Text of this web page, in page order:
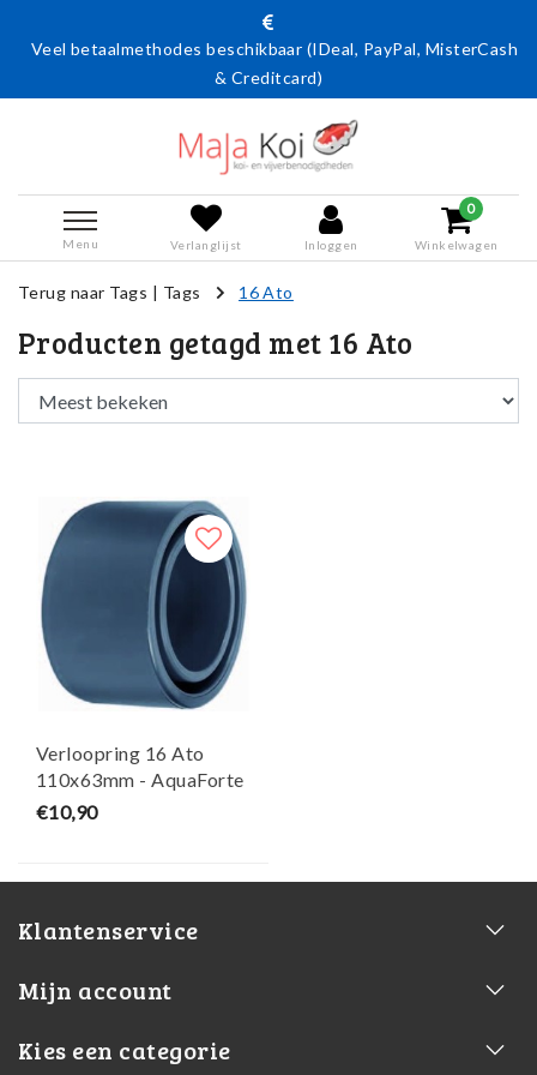
Veel betaalmethodes beschikbaar (IDeal, PayPal, MisterCash
& Creditcard)
Menu Verlanglijst Inloggen
0
Winkelwagen
Terug naar Tags | Tags 16 Ato
Producten getagd met 16 Ato
Verloopring 16 Ato
110x63mm - AquaForte
€10,90
Klantenservice
Mijn account
Kies een categorie